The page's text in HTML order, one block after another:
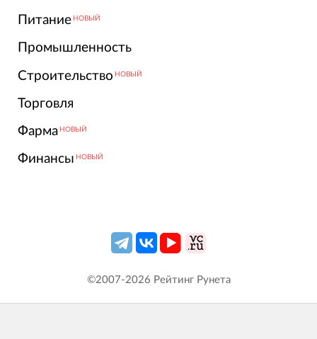
Питание НОВЫЙ
Промышленность
Строительство НОВЫЙ
Торговля
Фарма НОВЫЙ
Финансы НОВЫЙ
©2007-2026 Рейтинг Рунета